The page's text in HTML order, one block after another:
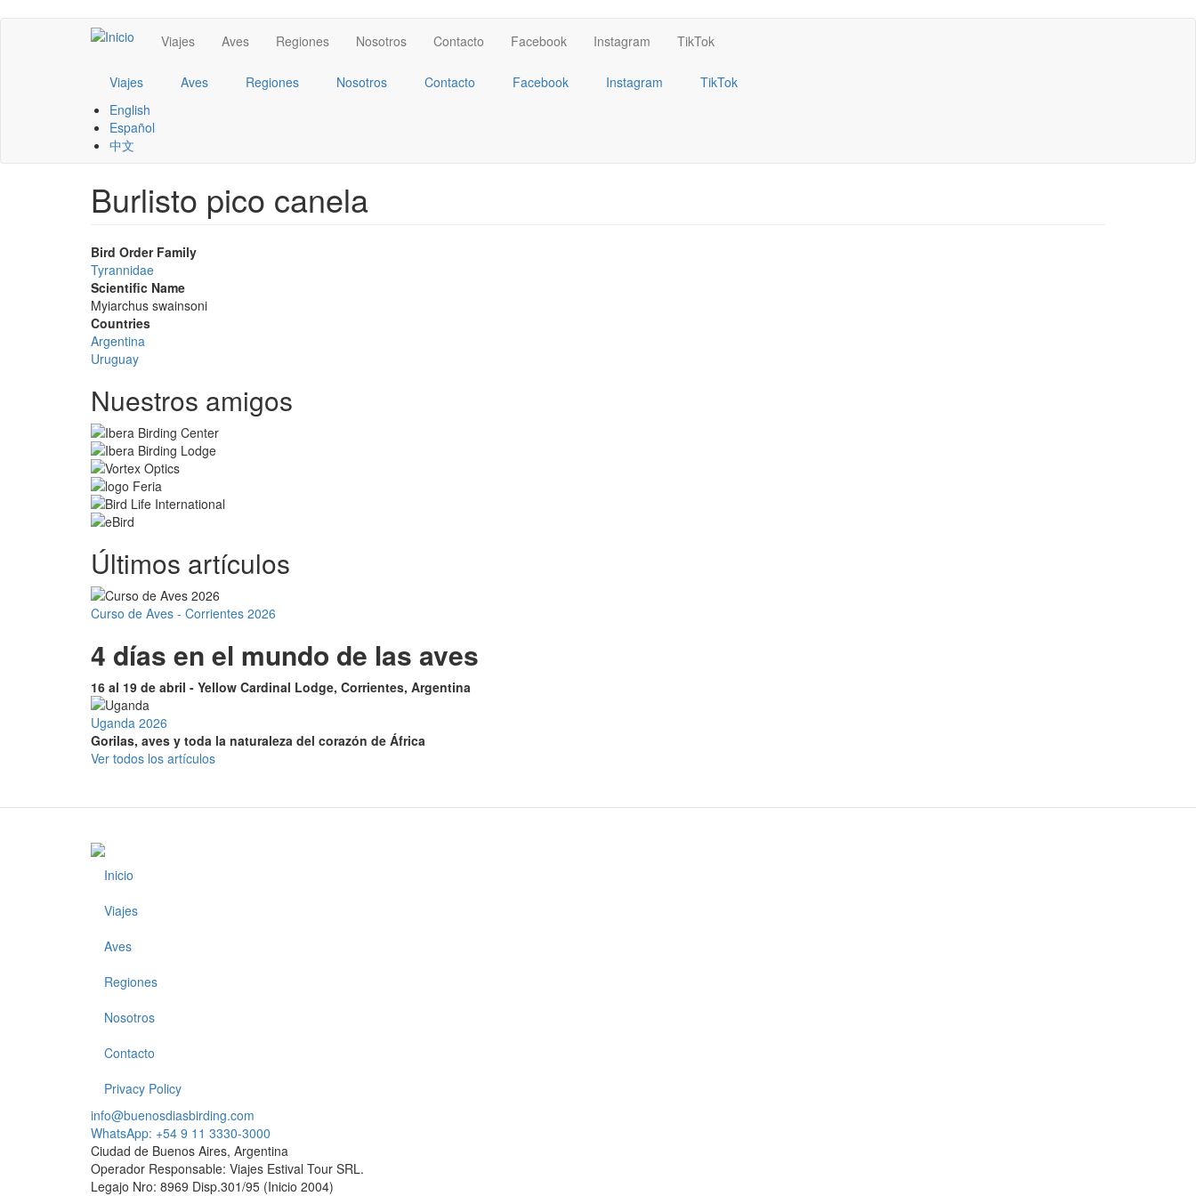
Main
navigation
Viajes Aves Regiones Nosotros Contacto Facebook Instagram TikTok
Viajes Aves Regiones Nosotros Contacto Facebook Instagram
TikTok
English
Español
中文
Burlisto pico canela
Bird Order Family
Tyrannidae
Scientific Name
Myiarchus swainsoni
Countries
Argentina
Uruguay
Nuestros amigos
Últimos artículos
Curso de Aves - Corrientes 2026
4 días en el mundo de las aves
16 al 19 de abril - Yellow Cardinal Lodge, Corrientes, Argentina
Uganda 2026
Gorilas, aves y toda la naturaleza del corazón de África
Ver todos los artículos
Footer
Inicio
Viajes
Aves
Regiones
Nosotros
Contacto
Privacy Policy
info@buenosdiasbirding.com
WhatsApp: +54 9 11 3330-3000
Ciudad de Buenos Aires, Argentina
Operador Responsable: Viajes Estival Tour SRL.
Legajo Nro: 8969 Disp.301/95 (Inicio 2004)